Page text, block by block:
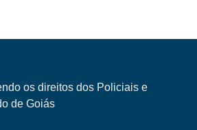
os direitos dos Policiais e
de Goiás